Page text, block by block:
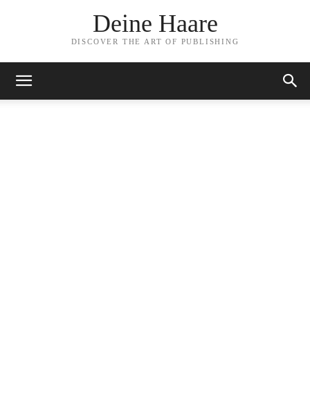
Deine Haare
DISCOVER THE ART OF PUBLISHING